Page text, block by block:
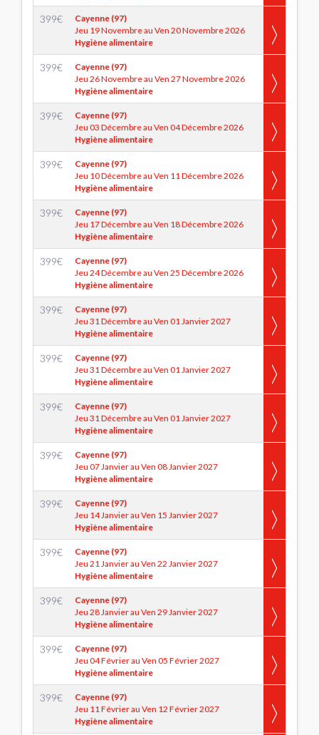
399€
Cayenne (97)
Jeu 19 Novembre au Ven 20 Novembre 2026
Hygiène alimentaire
399€
Cayenne (97)
Jeu 26 Novembre au Ven 27 Novembre 2026
Hygiène alimentaire
399€
Cayenne (97)
Jeu 03 Décembre au Ven 04 Décembre 2026
Hygiène alimentaire
399€
Cayenne (97)
Jeu 10 Décembre au Ven 11 Décembre 2026
Hygiène alimentaire
399€
Cayenne (97)
Jeu 17 Décembre au Ven 18 Décembre 2026
Hygiène alimentaire
399€
Cayenne (97)
Jeu 24 Décembre au Ven 25 Décembre 2026
Hygiène alimentaire
399€
Cayenne (97)
Jeu 31 Décembre au Ven 01 Janvier 2027
Hygiène alimentaire
399€
Cayenne (97)
Jeu 31 Décembre au Ven 01 Janvier 2027
Hygiène alimentaire
399€
Cayenne (97)
Jeu 31 Décembre au Ven 01 Janvier 2027
Hygiène alimentaire
399€
Cayenne (97)
Jeu 07 Janvier au Ven 08 Janvier 2027
Hygiène alimentaire
399€
Cayenne (97)
Jeu 14 Janvier au Ven 15 Janvier 2027
Hygiène alimentaire
399€
Cayenne (97)
Jeu 21 Janvier au Ven 22 Janvier 2027
Hygiène alimentaire
399€
Cayenne (97)
Jeu 28 Janvier au Ven 29 Janvier 2027
Hygiène alimentaire
399€
Cayenne (97)
Jeu 04 Février au Ven 05 Février 2027
Hygiène alimentaire
399€
Cayenne (97)
Jeu 11 Février au Ven 12 Février 2027
Hygiène alimentaire